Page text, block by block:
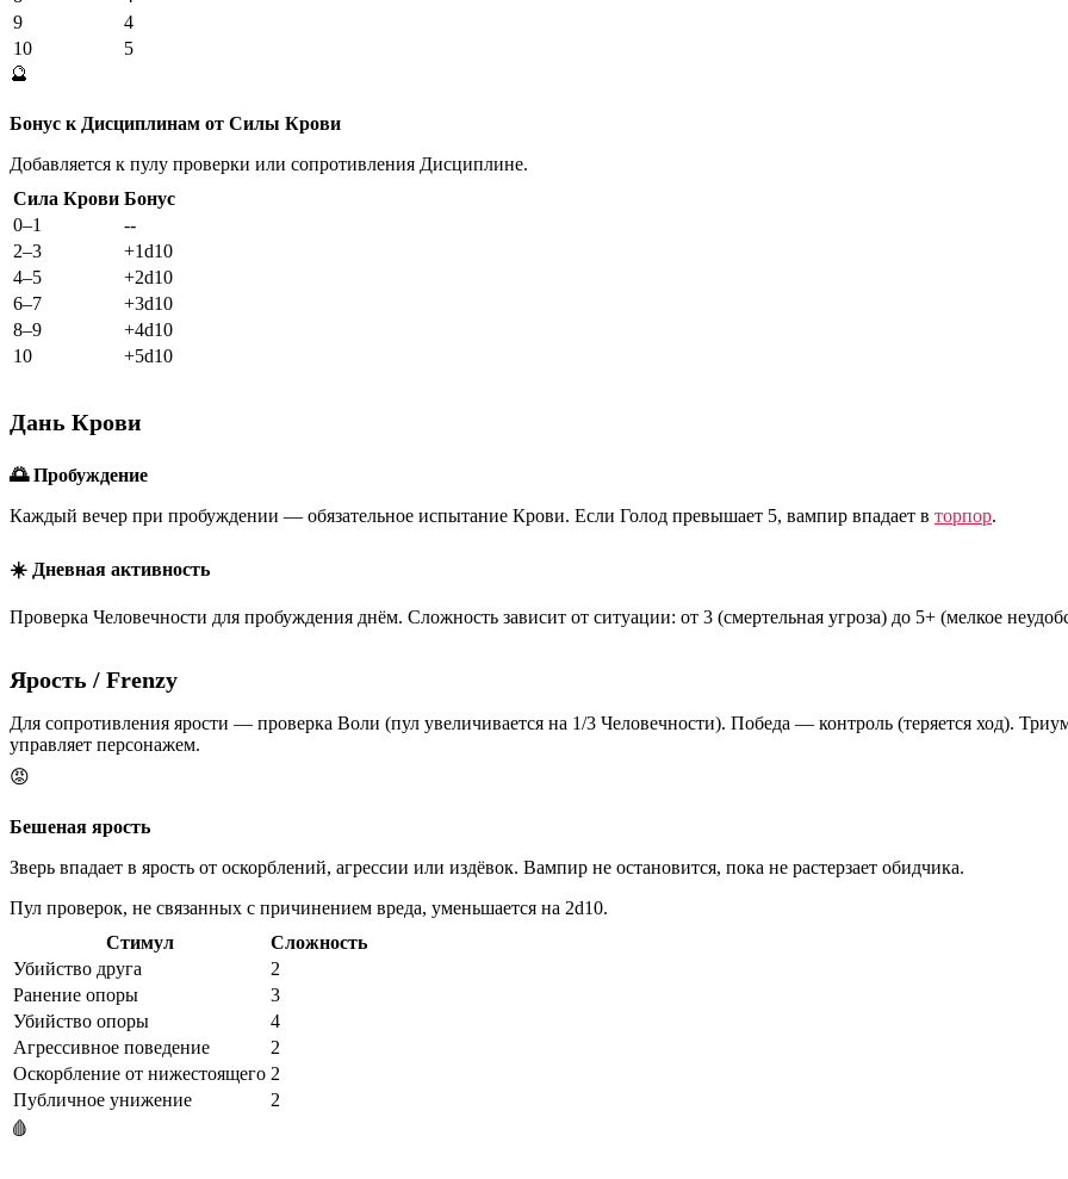
9
4
10
5
🔮
Бонус к Дисциплинам от Силы Крови
Добавляется к пулу проверки или сопротивления Дисциплине.
Сила Крови Бонус
0–1
--
2–3
+1d10
4–5
+2d10
6–7
+3d10
8–9
+4d10
10
+5d10
Дань Крови
🌅 Пробуждение
Каждый вечер при пробуждении — обязательное испытание Крови. Если Голод превышает 5, вампир впадает в торпор.
☀️ Дневная активность
Проверка Человечности для пробуждения днём. Сложность зависит от ситуации: от 3 (смертельная угроза) до 5+ (мелкое
Ярость / Frenzy
Для сопротивления ярости — проверка Воли (пул увеличивается на 1/3 Человечности). Победа — контроль (теряется ход).
управляет персонажем.
😡
Бешеная ярость
Зверь впадает в ярость от оскорблений, агрессии или издёвок. Вампир не остановится, пока не растерзает обидчика.
Пул проверок, не связанных с причинением вреда, уменьшается на 2d10.
Стимул
Сложность
Убийство друга
2
Ранение опоры
3
Убийство опоры
4
Агрессивное поведение
2
Оскорбление от нижестоящего 2
Публичное унижение
2
🩸